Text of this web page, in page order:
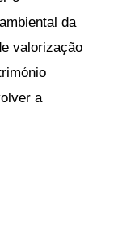
da
valorização
a